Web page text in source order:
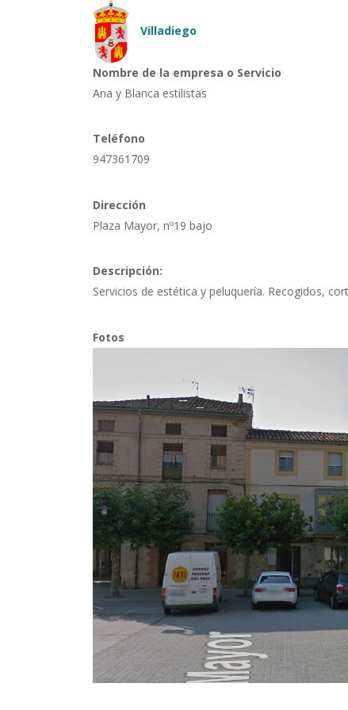
Pasar al contenido principal
Villadiego
Nombre de la empresa o Servicio
Ana y Blanca estilistas
Teléfono
947361709
Dirección
Plaza Mayor, nº19 bajo
Descripción:
Servicios de estética y peluquería. Recogidos,
Fotos